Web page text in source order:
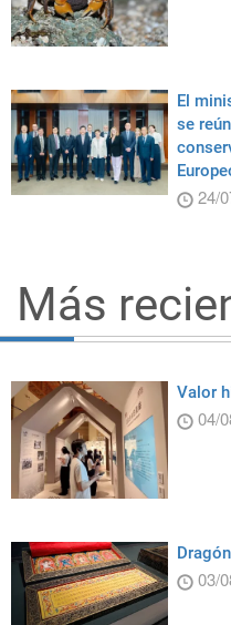
El
se
24/
Más
Valor
04/
03/